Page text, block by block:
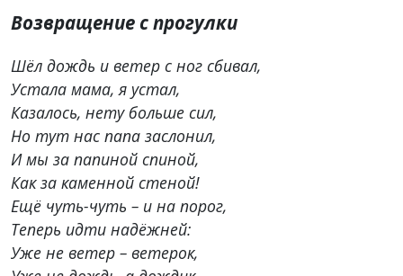
Возвращение с прогулки
Шёл дождь и ветер с ног сбивал,
Устала мама, я устал,
Казалось, нету больше сил,
Но тут нас папа заслонил,
И мы за папиной спиной,
Как за каменной стеной!
Ещё чуть-чуть – и на порог,
Теперь идти надёжней:
Уже не ветер – ветерок,